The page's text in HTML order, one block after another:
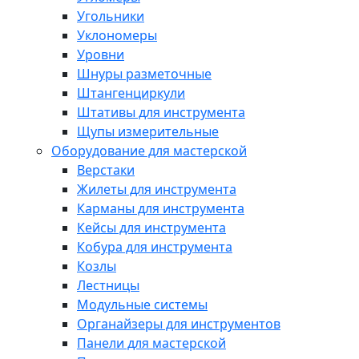
Угольники
Уклономеры
Уровни
Шнуры разметочные
Штангенциркули
Штативы для инструмента
Щупы измерительные
Оборудование для мастерской
Верстаки
Жилеты для инструмента
Карманы для инструмента
Кейсы для инструмента
Кобура для инструмента
Козлы
Лестницы
Модульные системы
Органайзеры для инструментов
Панели для мастерской